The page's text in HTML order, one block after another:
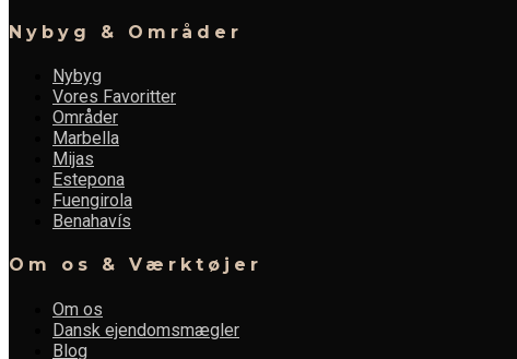
Nybyg & Områder
Nybyg
Vores Favoritter
Områder
Marbella
Mijas
Estepona
Fuengirola
Benahavís
Om os & Værktøjer
Om os
Dansk ejendomsmægler
Blog